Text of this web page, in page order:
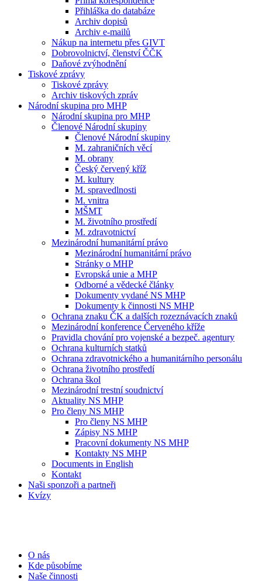
Přihláška do databáze
Archiv dopisů
Archiv e-mailů
Nákup na internetu přes GIVT
Dobrovolnictví, členství ČČK
Daňové zvýhodnění
Tiskové zprávy
Tiskové zprávy
Archiv tiskových zpráv
Národní skupina pro MHP
Národní skupina pro MHP
Členové Národní skupiny
Členové Národní skupiny
M. zahraničních věcí
M. obrany
Český červený kříž
M. kultury
M. spravedlnosti
M. vnitra
MŠMT
M. životního prostředí
M. zdravotnictví
Mezinárodní humanitární právo
Mezinárodní humanitární právo
Stránky o MHP
Evropská unie a MHP
Odborné a vědecké články
Dokumenty vydané NS MHP
Dokumenty k činnosti NS MHP
Ochrana znaku ČK a dalších rozeznávacích znaků
Mezinárodní konference Červeného kříže
Pravidla chování pro vojenské a bezpeč. agentury
Ochrana kulturních statků
Ochrana zdravotnického a humanitárního personálu
Ochrana životního prostředí
Ochrana škol
Mezinárodní trestní soudnictví
Aktuality NS MHP
Pro členy NS MHP
Pro členy NS MHP
Zápisy NS MHP
Pracovní dokumenty NS MHP
Kontakty NS MHP
Documents in English
Kontakt
Naši sponzoři a partneři
Kvízy
O nás
Kde působíme
Naše činnosti